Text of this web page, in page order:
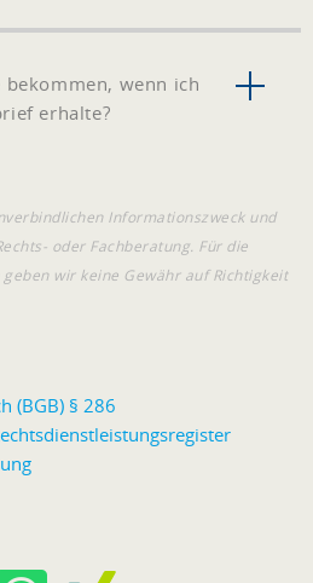
wenn ich
erhalte?
Informationszweck und
oder Fachberatung. Für die
wir keine Gewähr auf Richtigkeit
(BGB) § 286